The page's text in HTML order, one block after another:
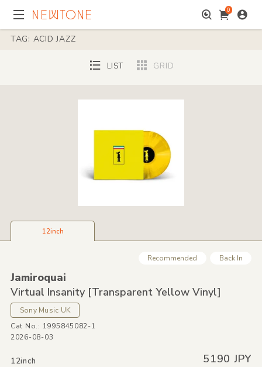
0
TAG: ACID JAZZ
LIST GRID
12inch
Recommended Back In
Jamiroquai
Virtual Insanity [Transparent Yellow Vinyl]
Sony Music UK
Cat No.: 1995845082-1
2026-08-03
12inch 5190 JPY